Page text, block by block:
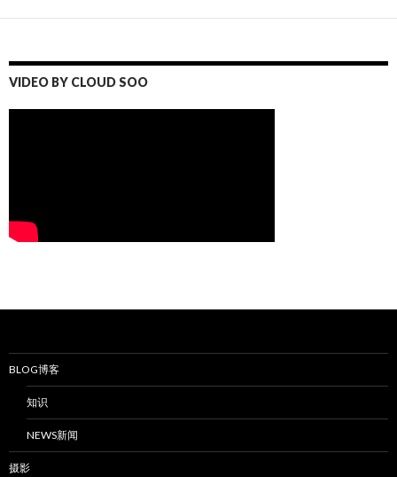
VIDEO BY CLOUD SOO
BLOG博客
知识
NEWS新闻
摄影